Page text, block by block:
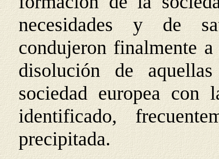
necesidades y de
condujeron finalmente
disolución de
sociedad europea con
identificado,
precipitada.